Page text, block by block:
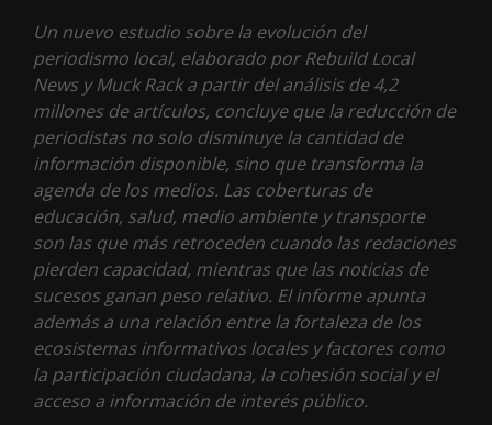
Un nuevo estudio sobre la evolución del
periodismo local, elaborado por Rebuild Local
News y Muck Rack a partir del análisis de 4,2
millones de artículos, concluye que la reducción de
periodistas no solo disminuye la cantidad de
información disponible, sino que transforma la
agenda de los medios. Las coberturas de
educación, salud, medio ambiente y transporte
son las que más retroceden cuando las redaciones
pierden capacidad, mientras que las noticias de
sucesos ganan peso relativo. El informe apunta
además a una relación entre la fortaleza de los
ecosistemas informativos locales y factores como
la participación ciudadana, la cohesión social y el
acceso a información de interés público.